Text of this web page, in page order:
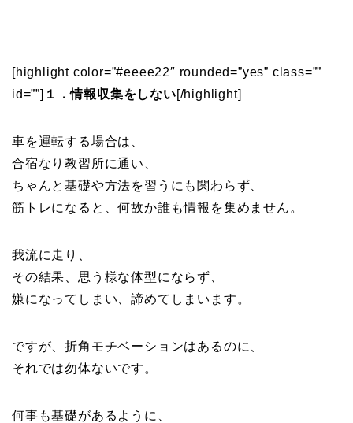
[highlight color=”#eeee22″ rounded=”yes” class=””
id=””] １．情報収集をしない[/highlight]
車を運転する場合は、
合宿なり教習所に通い、
ちゃんと基礎や方法を習うにも関わらず、
筋トレになると、何故か誰も情報を集めません。
我流に走り、
その結果、思う様な体型にならず、
嫌になってしまい、諦めてしまいます。
ですが、折角モチベーションはあるのに、
それでは勿体ないです。
何事も基礎があるように、